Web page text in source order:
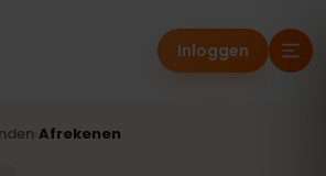
Inloggen
Afrekenen